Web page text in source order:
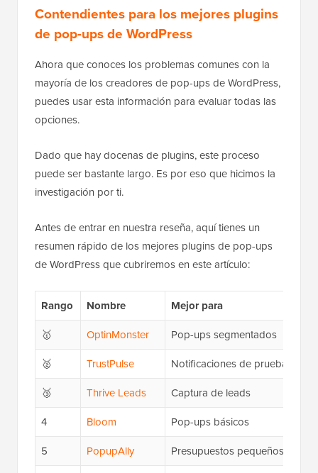
Contendientes para los mejores plugins
de pop-ups de WordPress
Ahora que conoces los problemas comunes con la
mayoría de los creadores de pop-ups de WordPress,
puedes usar esta información para evaluar todas las
opciones.
Dado que hay docenas de plugins, este proceso
puede ser bastante largo. Es por eso que hicimos la
investigación por ti.
Antes de entrar en nuestra reseña, aquí tienes un
resumen rápido de los mejores plugins de pop-ups
de WordPress que cubriremos en este artículo:
Rango Nombre
Mejor para
🥇
OptinMonster
Pop-ups segmentados
🥈
TrustPulse
Notificaciones de prueba social
🥉
Thrive Leads
Captura de leads
4
Bloom
Pop-ups básicos
5
PopupAlly
Presupuestos pequeños